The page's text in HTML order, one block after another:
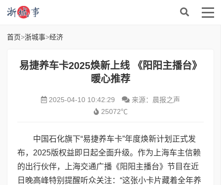
首页>浙城事>经济
易捷养车卡2025焕新上线 《阳阳主播台》
暖心推荐
2025-04-10 10:42:29
来源：晨报之声
25072℃
中国石化旗下“易捷养车卡”年度焕新计划正式发
布，2025版权益即日起全面升级。作为上海车主信赖
的出行伙伴，上海交通广播《阳阳主播台》节目在近
日晚高峰特别提醒听众关注：“这张小卡片藏着全年养